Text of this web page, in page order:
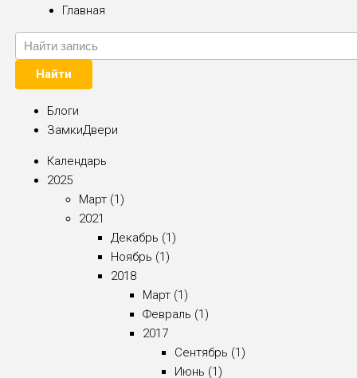
Главная
Найти
Блоги
ЗамкиДвери
Календарь
2025
Март (1)
2021
Декабрь (1)
Ноябрь (1)
2018
Март (1)
Февраль (1)
2017
Сентябрь (1)
Июнь (1)